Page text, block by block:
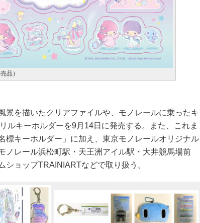
品）
を描いたクリアファイルや、モノレールに乗ったキ
ルキーホルダーを9月14日に発売する。また、これま
標キーホルダー」に加え、東京モノレールオリジナル
ノレール浜松町駅・天王洲アイル駅・大井競馬場前
ショップTRAINIARTなどで取り扱う。